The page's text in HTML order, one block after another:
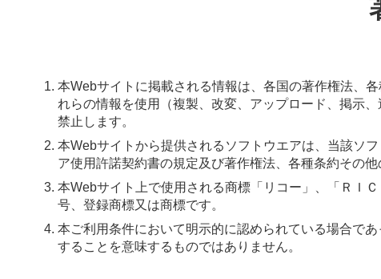
本Webサイトに掲載される情報は、各国の著作権法、
れらの情報を使用（複製、改変、アップロード、掲示
禁止します。
本Webサイトから提供されるソフトウエアは、当該ソ
ア使用許諾契約書の規定及び著作権法、各種条約その他
本Webサイト上で使用される商標「リコー」、「ＲＩ
号、登録商標又は商標です。
本ご利用条件において明示的に認められている場合で
することを意味するものではありません。